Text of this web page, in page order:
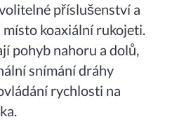
příslušenství a
koaxiální rukojeti.
pohyb nahoru a dolů,
snímání dráhy
rychlosti na